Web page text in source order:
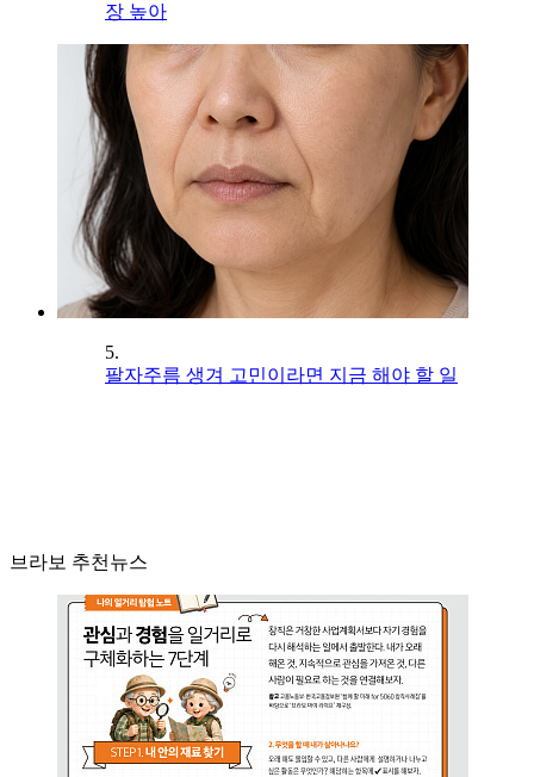
장 높아
5.
팔자주름 생겨 고민이라면 지금 해야 할 일
브라보 추천뉴스